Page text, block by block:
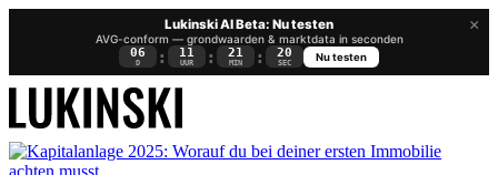
×
Lukinski AI Beta: Nu testen
AVG-conform — grondwaarden & marktdata in seconden
06
D : 11
UUR : 21
MIN : 20
SEC
Nu testen